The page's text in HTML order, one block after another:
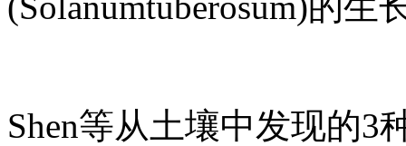
Shen等从土壤中发现的3